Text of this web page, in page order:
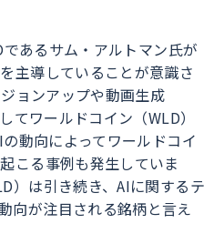
あるサム・アルトマン氏が
主導していることが意識さ
ョンアップや動画生成
てワールドコイン（WLD）
動向によってワールドコイ
こる事例も発生していま
）は引き続き、AIに関するテ
向が注目される銘柄と言え